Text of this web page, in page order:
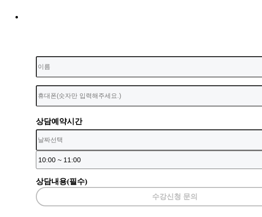
상담예약시간
상담내용(필수)
수강신청 문의